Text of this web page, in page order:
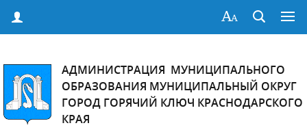
АДМИНИСТРАЦИЯ МУНИЦИПАЛЬНОГО
ОБРАЗОВАНИЯ МУНИЦИПАЛЬНЫЙ ОКРУГ
ГОРОД ГОРЯЧИЙ КЛЮЧ КРАСНОДАРСКОГО
КРАЯ